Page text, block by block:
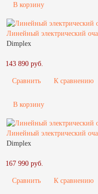
В корзину
Линейный электрический
Dimplex
143 890 руб.
Сравнить К сравнению
В корзину
Линейный электрический
Dimplex
167 990 руб.
Сравнить К сравнению